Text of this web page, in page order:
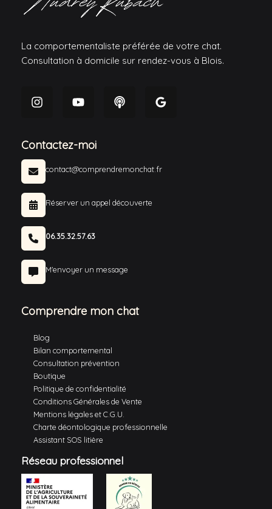
La comportementaliste préférée de votre chat.
Consultation à domicile sur rendez-vous à Blois.
Contactez-moi
contact@comprendremonchat.fr
Réserver un appel découverte
06.35.32.57.63
M'envoyer un message
Comprendre mon chat
Blog
Bilan comportemental
Consultation prévention
Boutique
Politique de confidentialité
Conditions Générales de Vente
Mentions légales et C.G.U.
Charte déontologique professionnelle
Assistant SOS litière
Réseau professionnel